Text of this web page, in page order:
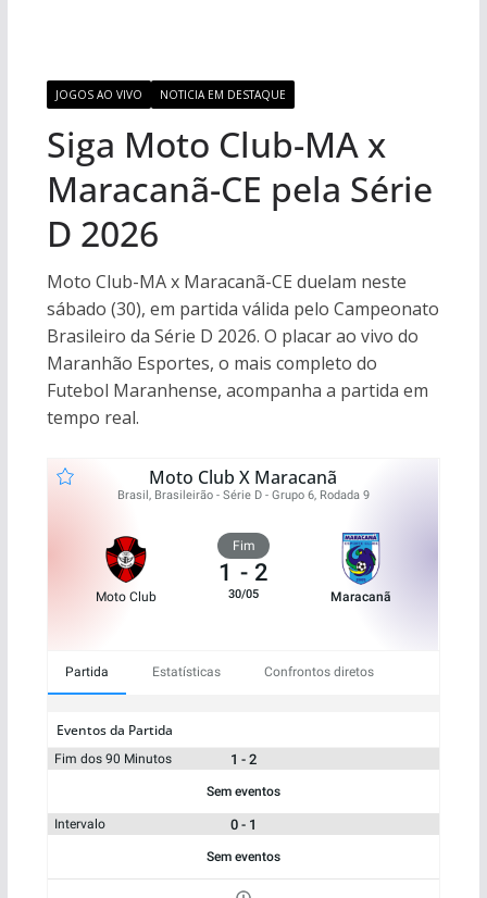
JOGOS AO VIVO NOTICIA EM DESTAQUE
Siga Moto Club-MA x
Maracanã-CE pela Série
D 2026
Moto Club-MA x Maracanã-CE duelam neste
sábado (30), em partida válida pelo Campeonato
Brasileiro da Série D 2026. O placar ao vivo do
Maranhão Esportes, o mais completo do
Futebol Maranhense, acompanha a partida em
tempo real.
Moto Club X Maracanã
Brasil, Brasileirão - Série D - Grupo 6, Rodada 9
Moto Club
Fim
1 - 2
30/05 Maracanã
Partida Estatísticas Confrontos diretos
Eventos da Partida
Fim dos 90 Minutos 1 - 2
Sem eventos
Intervalo 0 - 1
Sem eventos